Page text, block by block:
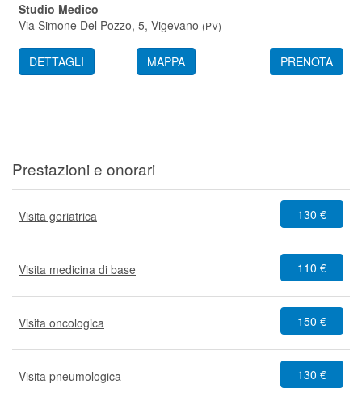
Studio Medico
Via Simone Del Pozzo, 5, Vigevano (PV)
DETTAGLI MAPPA PRENOTA
Prestazioni e onorari
Visita geriatrica 130 €
Visita medicina di base 110 €
Visita oncologica 150 €
Visita pneumologica 130 €